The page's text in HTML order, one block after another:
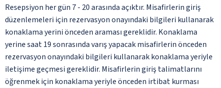
Resepsiyon her gün 7 - 20 arasında açıktır. Misafirlerin giriş
düzenlemeleri için rezervasyon onayındaki bilgileri kullanarak
konaklama yerini önceden araması gereklidir. Konaklama
yerine saat 19 sonrasında varış yapacak misafirlerin önceden
rezervasyon onayındaki bilgileri kullanarak konaklama yeriyle
iletişime geçmesi gereklidir. Misafirlerin giriş talimatlarını
öğrenmek için konaklama yeriyle önceden irtibat kurması